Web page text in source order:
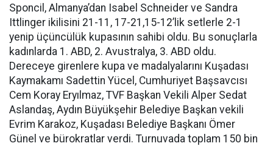
Sponcil, Almanya’dan Isabel Schneider ve Sandra
Ittlinger ikilisini 21-11, 17-21,15-12’lik setlerle 2-1
yenip üçüncülük kupasının sahibi oldu. Bu sonuçlarla
kadınlarda 1. ABD, 2. Avustralya, 3. ABD oldu.
Dereceye girenlere kupa ve madalyalarını Kuşadası
Kaymakamı Sadettin Yücel, Cumhuriyet Başsavcısı
Cem Koray Eryılmaz, TVF Başkan Vekili Alper Sedat
Aslandaş, Aydın Büyükşehir Belediye Başkan vekili
Evrim Karakoz, Kuşadası Belediye Başkanı Ömer
Günel ve bürokratlar verdi. Turnuvada toplam 150 bin